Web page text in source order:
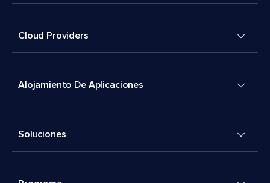
Cloud Providers
Alojamiento De Aplicaciones
Soluciones